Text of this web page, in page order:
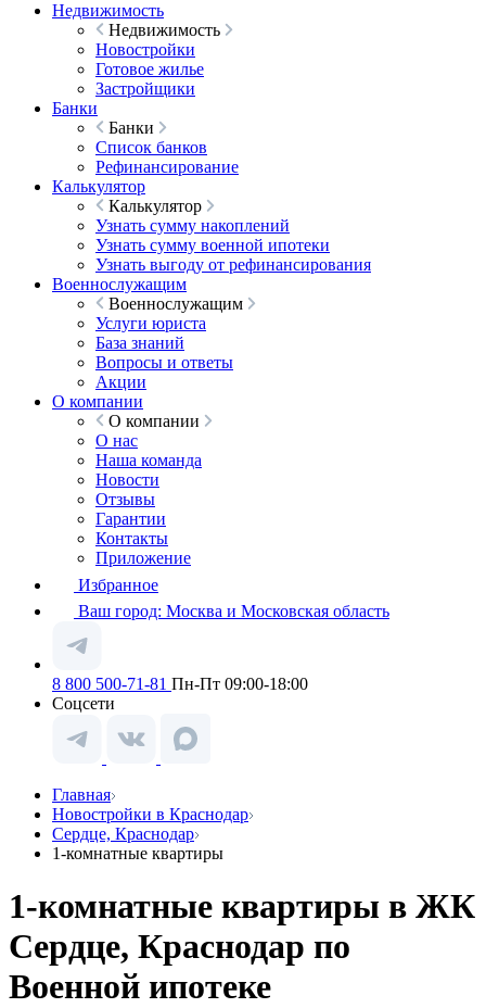
Недвижимость
Недвижимость
Новостройки
Готовое жилье
Застройщики
Банки
Банки
Список банков
Рефинансирование
Калькулятор
Калькулятор
Узнать сумму накоплений
Узнать сумму военной ипотеки
Узнать выгоду от рефинансирования
Военнослужащим
Военнослужащим
Услуги юриста
База знаний
Вопросы и ответы
Акции
О компании
О компании
О нас
Наша команда
Новости
Отзывы
Гарантии
Контакты
Приложение
Избранное
Ваш город: Москва и Московская область
8 800 500-71-81 Пн-Пт 09:00-18:00
Соцсети
Главная
Новостройки в Краснодар
Сердце, Краснодар
1-комнатные квартиры
1-комнатные квартиры в ЖК
Сердце, Краснодар по
Военной ипотеке